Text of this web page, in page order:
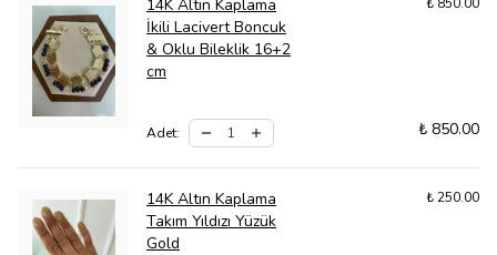
14K Altın Kaplama
İkili Lacivert Boncuk
& Oklu Bileklik 16+2
cm
Adet: ₺ 850.00
14K Altın Kaplama
Takım Yıldızı Yüzük
Gold
₺ 250.00